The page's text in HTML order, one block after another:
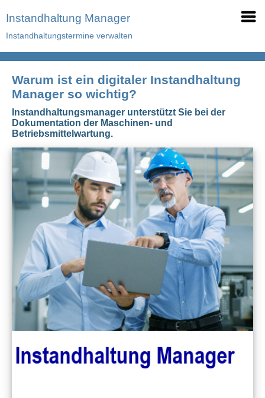
Instandhaltung Manager
Instandhaltungstermine verwalten
Warum ist ein digitaler Instandhaltung
Manager so wichtig?
Instandhaltungsmanager unterstützt Sie bei der
Dokumentation der Maschinen- und
Betriebsmittelwartung.